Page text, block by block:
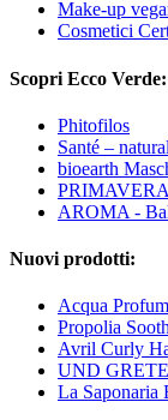
Make-up
Cosmetici
Scopri Ecco Verde:
Phitofilos
Santé –
bioearth
AROMA -
Nuovi prodotti:
Acqua
Propolia
Avril Curly
UND
La Saponaria